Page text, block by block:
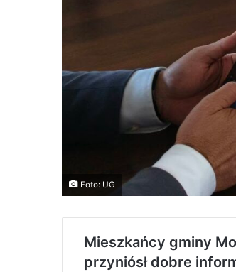
Foto: UG
Mieszkańcy gminy
przyniósł dobre